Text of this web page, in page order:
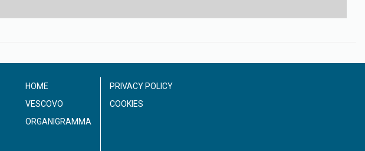
HOME
VESCOVO
ORGANIGRAMMA
PRIVACY POLICY
COOKIES